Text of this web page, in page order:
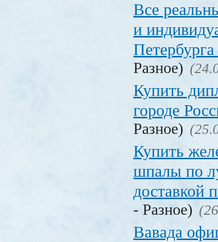
Все
и
Петербурга
Разное)
Купить
городе
Разное)
Купить
шпалы по
доставкой
- Разное)
Вавада